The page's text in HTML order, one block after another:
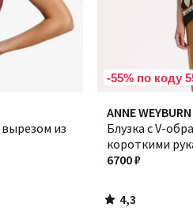
вырезом из
-55% по коду
ANNE WEYBURN
Блузка с V-
короткими
принтом
6700 ₽
4,3
/ 5
4,3
/